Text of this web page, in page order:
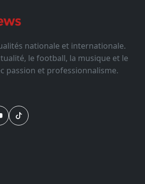
nationale et internationale.
le football, la musique et le
passion et professionnalisme.